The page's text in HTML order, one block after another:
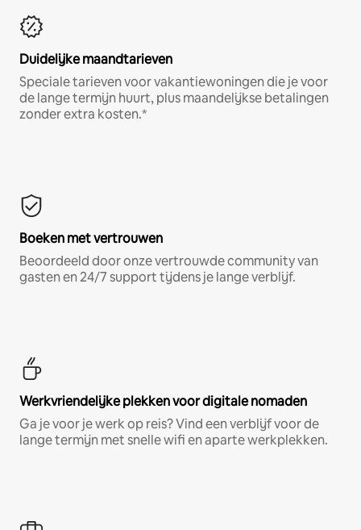
Duidelijke maandtarieven
Speciale tarieven voor vakantiewoningen die je voor
de lange termijn huurt, plus maandelijkse betalingen
zonder extra kosten.*
Boeken met vertrouwen
Beoordeeld door onze vertrouwde community van
gasten en 24/7 support tijdens je lange verblijf.
Werkvriendelijke plekken voor digitale nomaden
Ga je voor je werk op reis? Vind een verblijf voor de
lange termijn met snelle wifi en aparte werkplekken.